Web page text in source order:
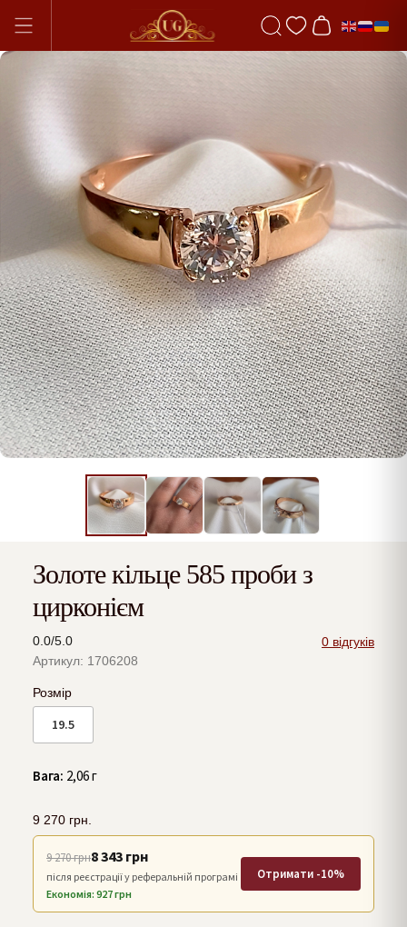
Золоте кільце 585 проби з
цирконієм
0.0/5.0
0 відгуків
Артикул: 1706208
Розмір
19.5
Вага: 2,06 г
9 270 грн.
9 270 грн8 343 грн
після реєстрації у реферальній програмі
Економія: 927 грн
Отримати -10%